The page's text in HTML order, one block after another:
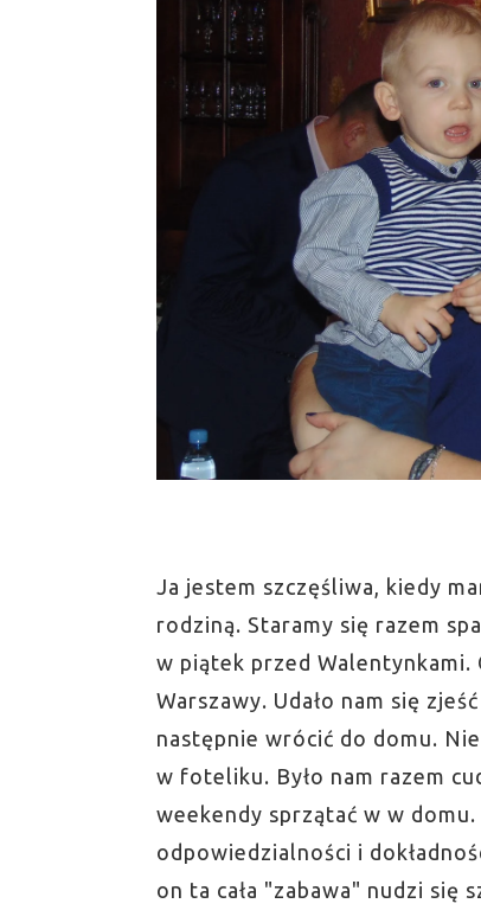
Ja jestem szczęśliwa, kiedy
rodziną. Staramy się razem
w piątek przed Walentynkami.
Warszawy. Udało nam się
następnie wrócić do domu.
w foteliku. Było nam razem
weekendy sprzątać w w
odpowiedzialności i
on ta cała "zabawa" nudzi się